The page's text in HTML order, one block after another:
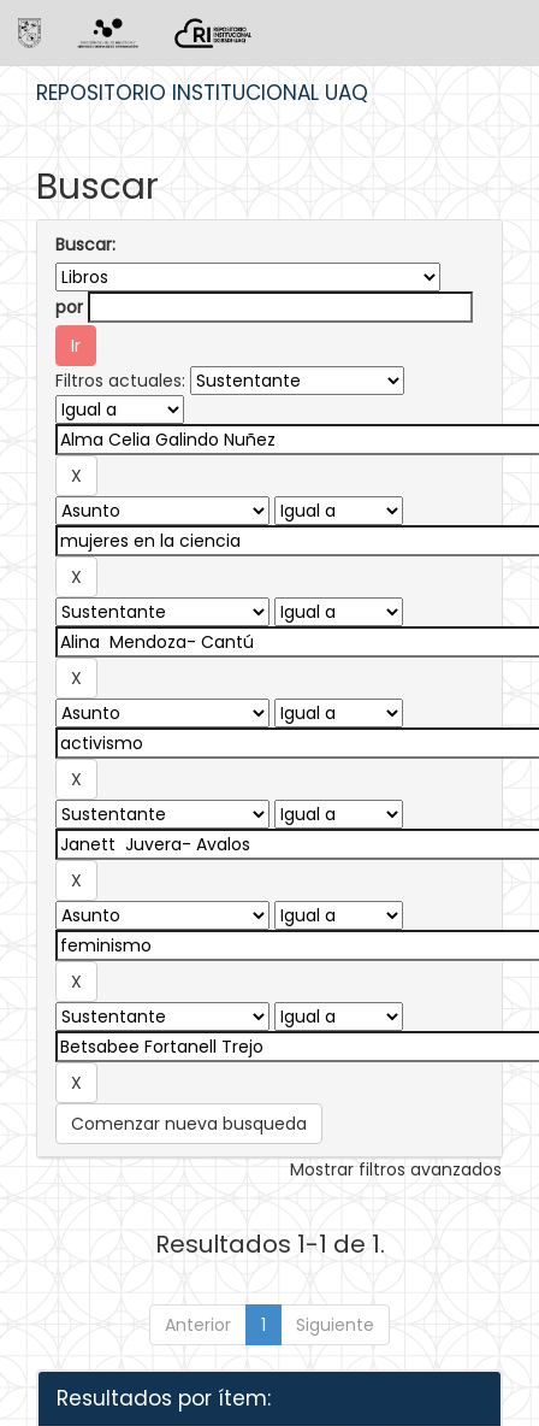
REPOSITORIO INSTITUCIONAL UAQ
Buscar
Buscar:
por
Filtros actuales:
Comenzar nueva busqueda
Mostrar filtros avanzados
Resultados 1-1 de 1.
Anterior 1 Siguiente
Resultados por ítem: